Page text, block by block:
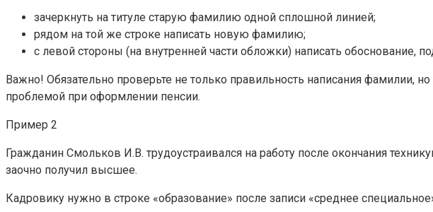
зачеркнуть на титуле старую фамилию одной сплошной линией;
рядом на той же строке написать новую фамилию;
с левой стороны (на внутренней части обложки) написать обоснование,
Важно! Обязательно проверьте не только правильность написания фамилии,
проблемой при оформлении пенсии.
Пример 2
Гражданин Смольков И.В. трудоустраивался на работу после окончания
заочно получил высшее.
Кадровику нужно в строке «образование» после записи «среднее